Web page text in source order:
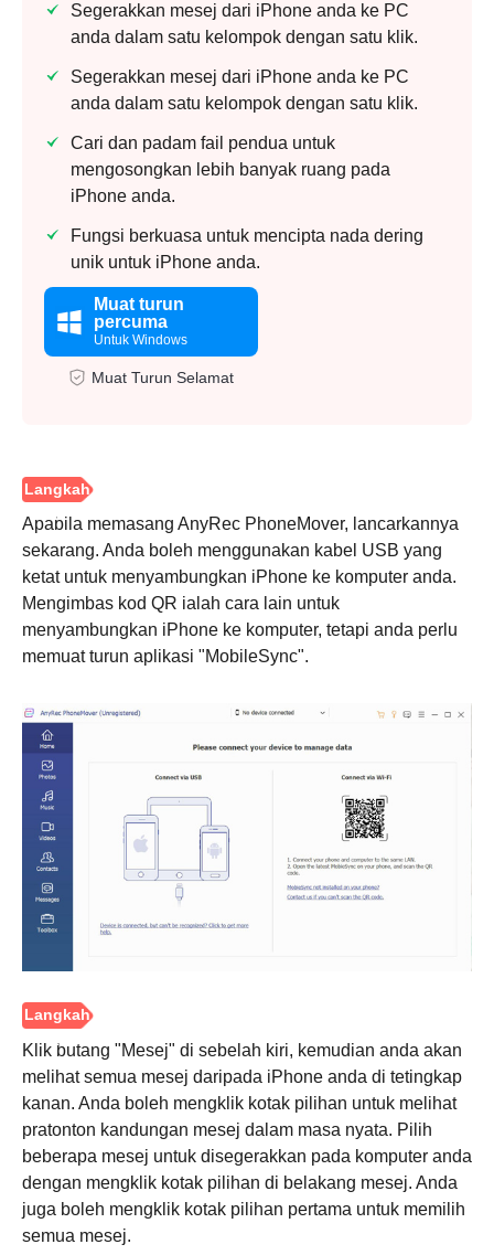
Segerakkan mesej dari iPhone anda ke PC
anda dalam satu kelompok dengan satu klik.
Segerakkan mesej dari iPhone anda ke PC
anda dalam satu kelompok dengan satu klik.
Cari dan padam fail pendua untuk
mengosongkan lebih banyak ruang pada
iPhone anda.
Fungsi berkuasa untuk mencipta nada dering
unik untuk iPhone anda.
Muat turun
percuma
Untuk Windows
Muat Turun Selamat
Apabila memasang AnyRec PhoneMover, lancarkannya
sekarang. Anda boleh menggunakan kabel USB yang
ketat untuk menyambungkan iPhone ke komputer anda.
Mengimbas kod QR ialah cara lain untuk
menyambungkan iPhone ke komputer, tetapi anda perlu
memuat turun aplikasi "MobileSync".
Klik butang "Mesej" di sebelah kiri, kemudian anda akan
melihat semua mesej daripada iPhone anda di tetingkap
kanan. Anda boleh mengklik kotak pilihan untuk melihat
pratonton kandungan mesej dalam masa nyata. Pilih
beberapa mesej untuk disegerakkan pada komputer anda
dengan mengklik kotak pilihan di belakang mesej. Anda
juga boleh mengklik kotak pilihan pertama untuk memilih
semua mesej.